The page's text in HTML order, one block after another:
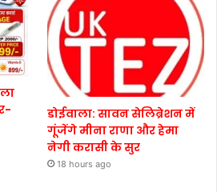
डोईवाला: सावन सेलिब्रेशन में
गूंजेंगे मीना राणा और हेमा
नेगी करासी के सुर
18 hours ago